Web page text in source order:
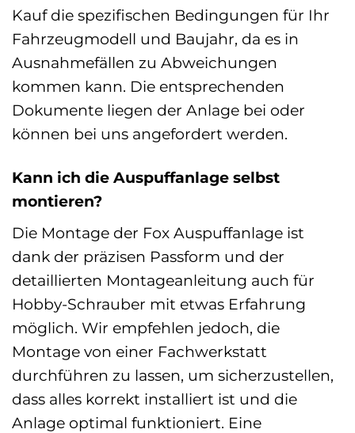
Kauf die spezifischen Bedingungen für Ihr
Fahrzeugmodell und Baujahr, da es in
Ausnahmefällen zu Abweichungen
kommen kann. Die entsprechenden
Dokumente liegen der Anlage bei oder
können bei uns angefordert werden.
Kann ich die Auspuffanlage selbst
montieren?
Die Montage der Fox Auspuffanlage ist
dank der präzisen Passform und der
detaillierten Montageanleitung auch für
Hobby-Schrauber mit etwas Erfahrung
möglich. Wir empfehlen jedoch, die
Montage von einer Fachwerkstatt
durchführen zu lassen, um sicherzustellen,
dass alles korrekt installiert ist und die
Anlage optimal funktioniert. Eine